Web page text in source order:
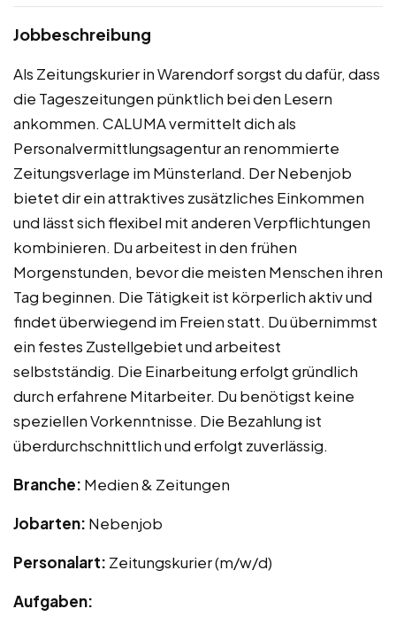
Jobbeschreibung
Als Zeitungskurier in Warendorf sorgst du dafür, dass
die Tageszeitungen pünktlich bei den Lesern
ankommen. CALUMA vermittelt dich als
Personalvermittlungsagentur an renommierte
Zeitungsverlage im Münsterland. Der Nebenjob
bietet dir ein attraktives zusätzliches Einkommen
und lässt sich flexibel mit anderen Verpflichtungen
kombinieren. Du arbeitest in den frühen
Morgenstunden, bevor die meisten Menschen ihren
Tag beginnen. Die Tätigkeit ist körperlich aktiv und
findet überwiegend im Freien statt. Du übernimmst
ein festes Zustellgebiet und arbeitest
selbstständig. Die Einarbeitung erfolgt gründlich
durch erfahrene Mitarbeiter. Du benötigst keine
speziellen Vorkenntnisse. Die Bezahlung ist
überdurchschnittlich und erfolgt zuverlässig.
Branche: Medien & Zeitungen
Jobarten: Nebenjob
Personalart: Zeitungskurier (m/w/d)
Aufgaben: